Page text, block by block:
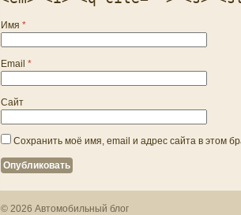
Имя *
Email *
Сайт
Сохранить моё имя, email и адрес сайта в этом
© 2026 Автомобильный блог